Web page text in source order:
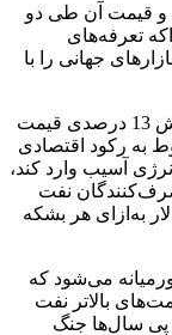
و قیمت آن طی دو
تعرفه‌های
جهانی را با
برنت که نفت معیار است، در ماه آوریل با ریزش 13 درصدی قیمت
به رکود اقتصادی
آسیب وارد کند،
نفت
جهان. برنت در حال حاضر کمتر از 65 دلار به‌ازای هر بشکه
می‌شود که
بالاتر نفت
پی سال‌ها جنگ